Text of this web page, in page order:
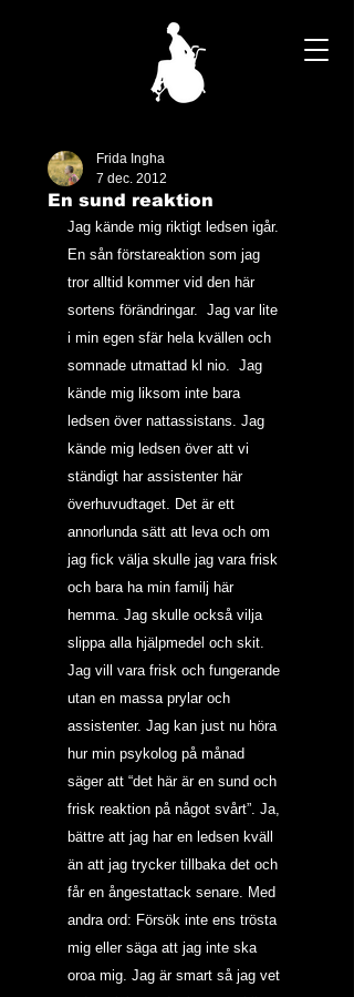
En sund reaktion
Frida Ingha
7 dec. 2012
Jag kände mig riktigt ledsen igår.
En sån förstareaktion som jag
tror alltid kommer vid den här
sortens förändringar.  Jag var lite
i min egen sfär hela kvällen och
somnade utmattad kl nio.  Jag
kände mig liksom inte bara
ledsen över nattassistans. Jag
kände mig ledsen över att vi
ständigt har assistenter här
överhuvudtaget. Det är ett
annorlunda sätt att leva och om
jag fick välja skulle jag vara frisk
och bara ha min familj här
hemma. Jag skulle också vilja
slippa alla hjälpmedel och skit.
Jag vill vara frisk och fungerande
utan en massa prylar och
assistenter. Jag kan just nu höra
hur min psykolog på månad
säger att “det här är en sund och
frisk reaktion på något svårt”. Ja,
bättre att jag har en ledsen kväll
än att jag trycker tillbaka det och
får en ångestattack senare. Med
andra ord: Försök inte ens trösta
mig eller säga att jag inte ska
oroa mig. Jag är smart så jag vet